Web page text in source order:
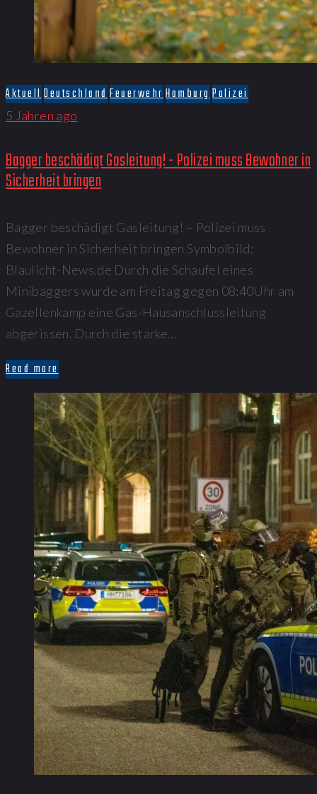
AktuellDeutschlandFeuerwehrHamburgPolizei
5 Jahren ago
Bagger beschädigt Gasleitung! - Polizei muss Bewohner in
Sicherheit bringen
Bagger beschädigt Gasleitung! – Polizei muss
Bewohner in Sicherheit bringen Symbolbild:
Blaulicht-News.de Durch die Schaufel eines
Minibaggers wurde am Freitag gegen 08:40Uhr am
Gazellenkamp eine Gas-Hausanschlussleitung
abgerissen. Durch die starke…
Read more